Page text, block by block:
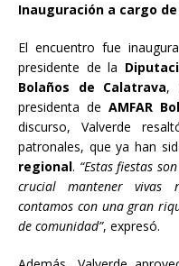
Inauguración a cargo
El encuentro fue
presidente de la
Bolaños de Calatrava,
presidenta deAMFAR
discurso, Valverde
patronales, que ya han
regional. “Estas fiestas
crucial mantener vivas
contamos con una gran
de comunidad”, expresó.